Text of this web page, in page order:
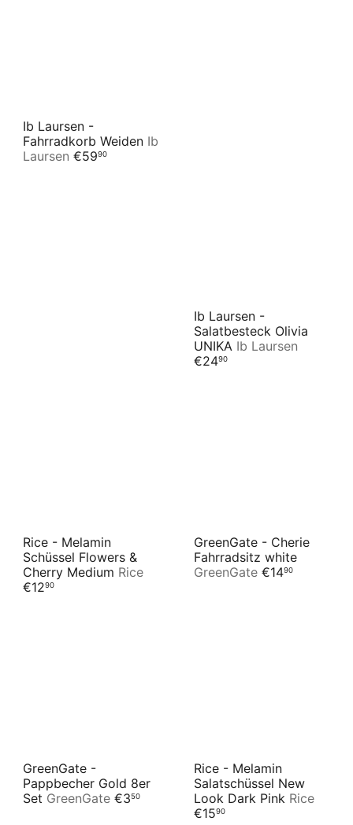
Ib Laursen -
Fahrradkorb Weiden Ib
Laursen €5990
Ib Laursen -
Salatbesteck Olivia
UNIKA Ib Laursen
€2490
Rice - Melamin
Schüssel Flowers &
Cherry Medium Rice
€1290
GreenGate - Cherie
Fahrradsitz white
GreenGate €1490
GreenGate -
Pappbecher Gold 8er
Set GreenGate €350
Rice - Melamin
Salatschüssel New
Look Dark Pink Rice
€1590